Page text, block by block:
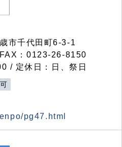
市千代田町6-3-1
：0123-26-8150
/ 定休日：日、祭日
pg47.html